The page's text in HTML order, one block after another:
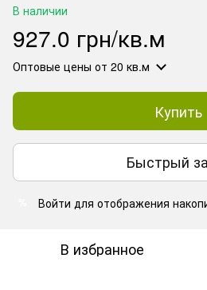
В наличии
927.0 грн/кв.м
Оптовые цены от 20 кв.м
Купить
Быстрый
Войти для отображения
В избранное